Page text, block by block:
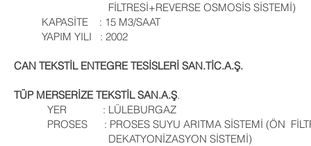
FİLTRESİ+REVERSE OSMOSİS SİSTEMİ)
KAPASİTE : 15 M3/SAAT
YAPIM YILI : 2002
CAN TEKSTİL ENTEGRE TESİSLERİ SAN.TİC.A.Ş.
TÜP MERSERİZE TEKSTİL SAN.A.Ş.
YER : LÜLEBURGAZ
PROSES : PROSES SUYU ARITMA SİSTEMİ (ÖN
DEKATYONİZASYON SİSTEMİ)